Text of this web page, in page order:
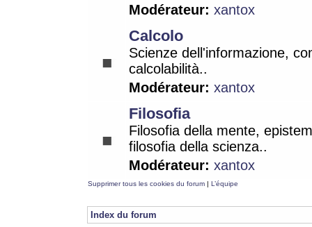
Modérateur: xantox
Calcolo
Scienze dell'informazione,
calcolabilità..
Modérateur: xantox
Filosofia
Filosofia della mente,
filosofia della scienza..
Modérateur: xantox
Supprimer tous les cookies du forum | L’équipe
Index du forum